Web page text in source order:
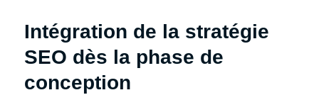
Intégration de la stratégie
SEO dès la phase de
conception